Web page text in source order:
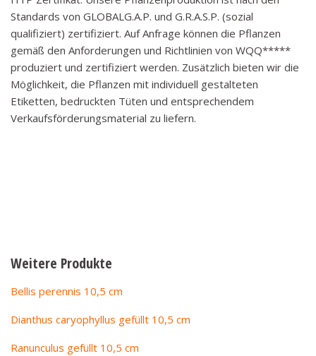
Standards von GLOBALG.A.P. und G.R.A.S.P. (sozial
qualifiziert) zertifiziert. Auf Anfrage können die Pflanzen
gemäß den Anforderungen und Richtlinien von WQQ*****
produziert und zertifiziert werden. Zusätzlich bieten wir die
Möglichkeit, die Pflanzen mit individuell gestalteten
Etiketten, bedruckten Tüten und entsprechendem
Verkaufsförderungsmaterial zu liefern.
Weitere Produkte
Bellis perennis 10,5 cm
Dianthus caryophyllus gefüllt 10,5 cm
Ranunculus gefüllt 10,5 cm